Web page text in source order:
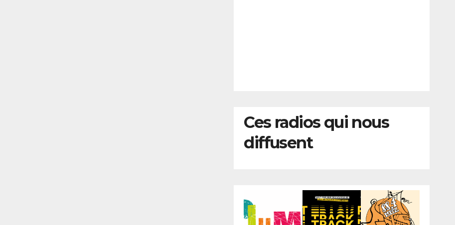
Ces radios qui nous
diffusent